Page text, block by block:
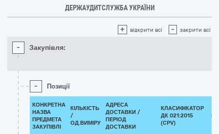
ДЕРЖАУДИТСЛУЖБА УКРАЇНИ
+ відкрити всі - закрити всі
- Закупівля:
- Позиції
КОНКРЕТНА
НАЗВА
ПРЕДМЕТА
ЗАКУПІВЛІ
КІЛЬКІСТЬ
/
ОД.ВИМІРУ
АДРЕСА
ДОСТАВКИ /
ПЕРІОД
ДОСТАВКИ
КЛАСИФІКАТОР
ДК 021:2015
(CPV)